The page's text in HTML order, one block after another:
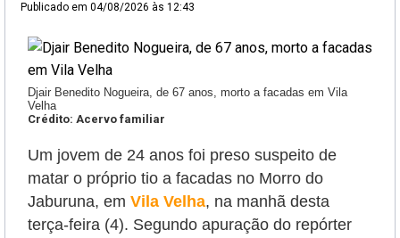
Publicado em 04/08/2026 às 12:43
Djair Benedito Nogueira, de 67 anos, morto a facadas em Vila
Velha
Crédito: Acervo familiar
Um jovem de 24 anos foi preso suspeito de
matar o próprio tio a facadas no Morro do
Jaburuna, em Vila Velha, na manhã desta
terça-feira (4). Segundo apuração do repórter